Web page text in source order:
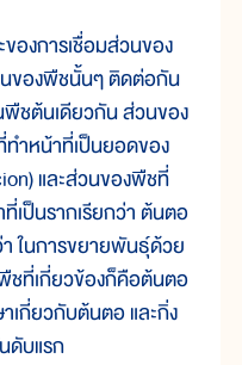
งการเชื่อมส่วนของ
ของพืชนั้นๆ ติดต่อกัน
พืชต้นเดียวกัน ส่วนของ
ำหน้าที่เป็นยอดของ
และส่วนของพืชที่
เป็นรากเรียกว่า ต้นตอ
ในการขยายพันธุ์ด้วย
ที่เกี่ยวข้องก็คือต้นตอ
เกี่ยวกับต้นตอ และกิ่ง
ดับแรก